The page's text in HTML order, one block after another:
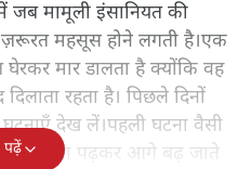
जब मामूली इंसानियत की
ज़रूरत महसूस होने लगती है।एक
मार डालता है क्योंकि वह
रहता है। पिछले दिनों
देख लें।पहली घटना वैसी
रोज़ाना पढ़कर आगे बढ़ जाते